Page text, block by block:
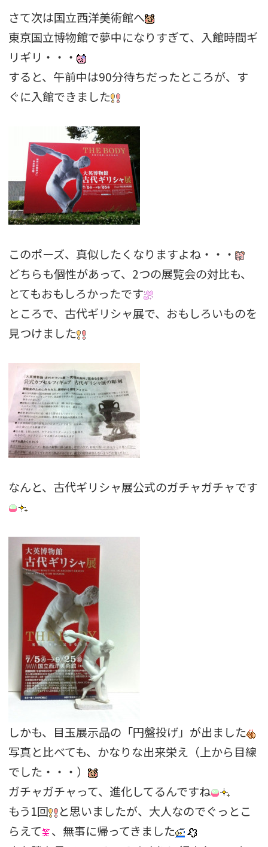
さて次は国立西洋美術館へ
東京国立博物館で夢中になりすぎて、入館時間ギ
リギリ・・・
すると、午前中は90分待ちだったところが、す
ぐに入館できました
このポーズ、真似したくなりますよね・・・
どちらも個性があって、2つの展覧会の対比も、
とてもおもしろかったです
ところで、古代ギリシャ展で、おもしろいものを
見つけました
なんと、古代ギリシャ展公式のガチャガチャです
しかも、目玉展示品の「円盤投げ」が出ました
写真と比べても、かなりな出来栄え（上から目線
でした・・・）
ガチャガチャって、進化してるんですね
もう1回
と思いましたが、大人なのでぐっとこ
らえて
、無事に帰ってきました